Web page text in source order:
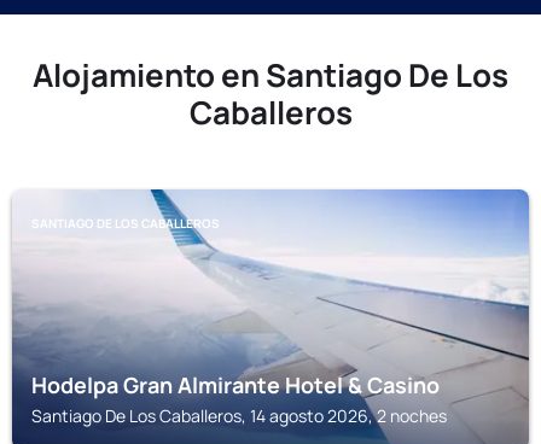
Alojamiento en Santiago De Los
Caballeros
SANTIAGO DE LOS CABALLEROS
Hodelpa Gran Almirante Hotel & Casino
Santiago De Los Caballeros, 14 agosto 2026, 2 noches